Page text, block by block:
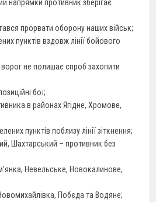
напрямки противник зберігає
прорвати оборону наших військ;
пунктів вздовж лінії бойового
не полишає спроб захопити
бої;
в районах Ягідне, Хромове,
пунктів поблизу лінії зіткнення;
Шахтарський – противник без
Невельське, Новокалинове,
Побєда та Водяне;